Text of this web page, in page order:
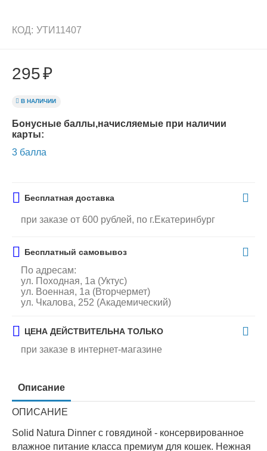
КОД: УТИ11407
295₽
В НАЛИЧИИ
Бонусные баллы,начисляемые при наличии
карты:
3 балла
Бесплатная доставка
при заказе от 600 рублей, по г.Екатеринбург
Бесплатный самовывоз
По адресам:
ул. Походная, 1а (Уктус)
ул. Военная, 1а (Вторчермет)
ул. Чкалова, 252 (Академический)
ЦЕНА ДЕЙСТВИТЕЛЬНА ТОЛЬКО
при заказе в интернет-магазине
Описание
ОПИСАНИЕ
Solid Natura Dinner с говядиной - консервированное
влажное питание класса премиум для кошек. Нежная